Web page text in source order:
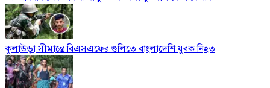
কুলাউড়া সীমান্তে বিএসএফের গুলিতে বাংলাদেশি যুবক নিহত